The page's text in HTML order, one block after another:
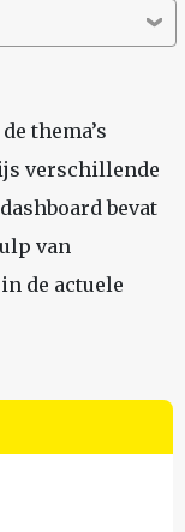
thema’s
verschillende
bevat
van
de actuele